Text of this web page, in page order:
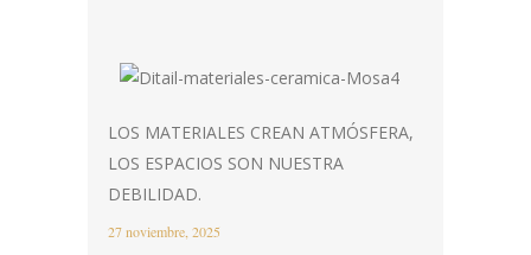
LOS MATERIALES CREAN ATMÓSFERA,
LOS ESPACIOS SON NUESTRA
DEBILIDAD.
27 noviembre, 2025